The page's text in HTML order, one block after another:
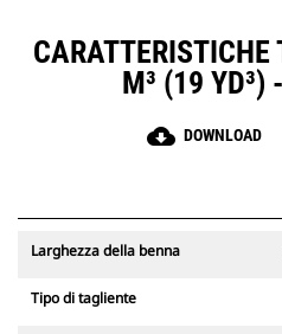
M³ (19
cloud_download DOWNLOAD
Larghezza della benna
Tipo di tagliente